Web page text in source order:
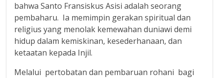
bahwa Santo Fransiskus Asisi adalah seorang
pembaharu. Ia memimpin gerakan spiritual dan
religius yang menolak kemewahan duniawi demi
hidup dalam kemiskinan, kesederhanaan, dan
ketaatan kepada Injil.
Melalui pertobatan dan pembaruan rohani bagi